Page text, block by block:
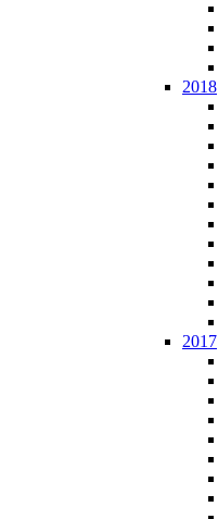
2018
2017